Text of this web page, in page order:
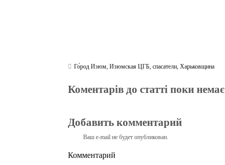
Го́род Изюм,Изюмская ЦГБ,спасатели,Харьковщина
Коментарів до статті поки немає
Добавить комментарий
Ваш e-mail не будет опубликован.
Комментарий